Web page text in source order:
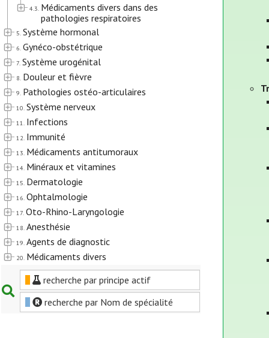
4.3. Médicaments divers dans des
pathologies respiratoires
5. Système hormonal
6. Gynéco-obstétrique
7. Système urogénital
8. Douleur et fièvre
9. Pathologies ostéo-articulaires
10. Système nerveux
11. Infections
12. Immunité
13. Médicaments antitumoraux
14. Minéraux et vitamines
15. Dermatologie
16. Ophtalmologie
17. Oto-Rhino-Laryngologie
18. Anesthésie
19. Agents de diagnostic
20. Médicaments divers
recherche par principe actif
recherche par Nom de spécialité